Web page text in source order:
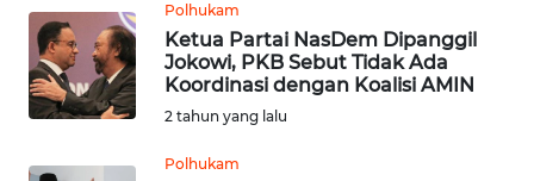
Polhukam
Ketua Partai NasDem Dipanggil
Jokowi, PKB Sebut Tidak Ada
Koordinasi dengan Koalisi AMIN
2 tahun yang lalu
Polhukam
WN
SULTRA
WN